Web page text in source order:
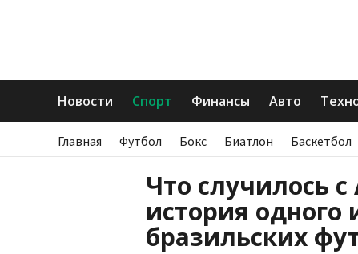
Новости Спорт Финансы Авто
Главная Футбол Бокс Биатлон Баскетбол
Что случилось
история
бразильских